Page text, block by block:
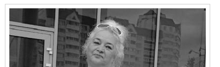
Дыскрымінацыя
Затрыманьні